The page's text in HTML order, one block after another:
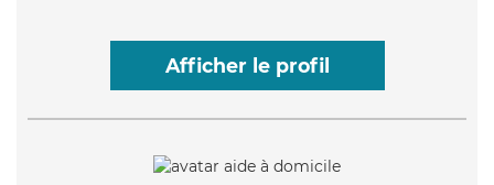
Afficher le profil